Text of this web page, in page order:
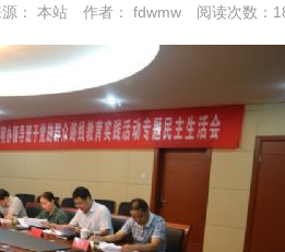
： 本站 作者： fdwmw 阅读次数：